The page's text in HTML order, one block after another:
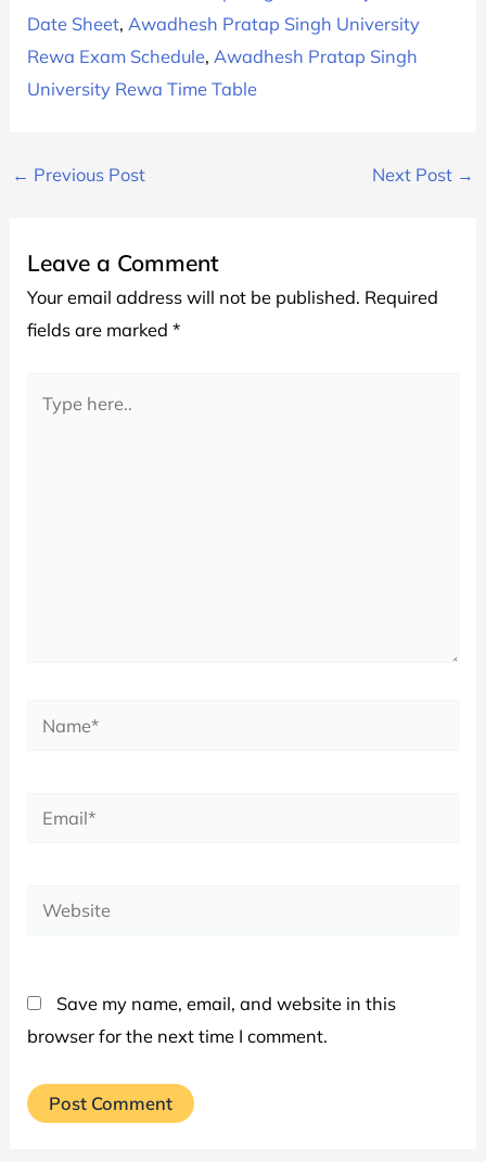
Date Sheet, Awadhesh Pratap Singh University
Rewa Exam Schedule, Awadhesh Pratap Singh
University Rewa Time Table
← Previous Post Next Post →
Leave a Comment
Your email address will not be published. Required
fields are marked*
here..
Name*
Email*
Website
Save my name, email, and website in this
browser for the next time I comment.